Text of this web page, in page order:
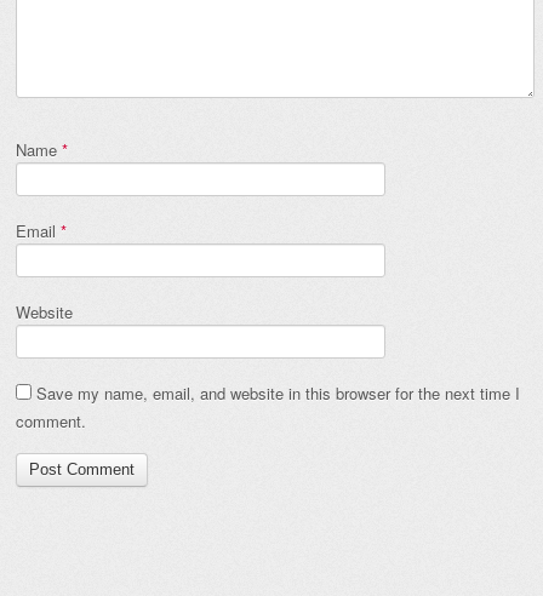
Name *
Email *
Website
Save my name, email, and website in this browser for the next time I
comment.